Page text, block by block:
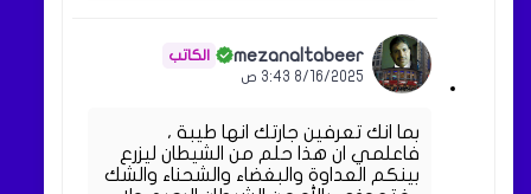
mezanaltabeer
8/16/2025 3:43 ص
بما انك تعرفين جارتك انها طيبة ،
فاعلمي ان هذا حلم من الشيطان ليزرع
بينكم العداوة والبغضاء والشحناء والشك